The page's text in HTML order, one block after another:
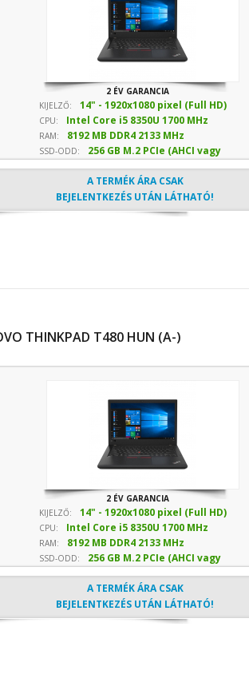
2 ÉV GARANCIA
KIJELZŐ:
14" - 1920x1080 pixel (Full HD)
CPU:
Intel Core i5 8350U 1700 MHz
sebesség
RAM: 8192 MB DDR4 2133 MHz
SSD-ODD:
256 GB M.2 PCIe (AHCI vagy
NVMe) SSD- Optika nélkül
A TERMÉK ÁRA CSAK
BEJELENTKEZÉS UTÁN LÁTHATÓ!
THINKPAD T480 HUN (A-)
2 ÉV GARANCIA
KIJELZŐ:
14" - 1920x1080 pixel (Full HD)
CPU:
Intel Core i5 8350U 1700 MHz
sebesség
RAM: 8192 MB DDR4 2133 MHz
SSD-ODD:
256 GB M.2 PCIe (AHCI vagy
NVMe) SSD- Optika nélkül
A TERMÉK ÁRA CSAK
BEJELENTKEZÉS UTÁN LÁTHATÓ!